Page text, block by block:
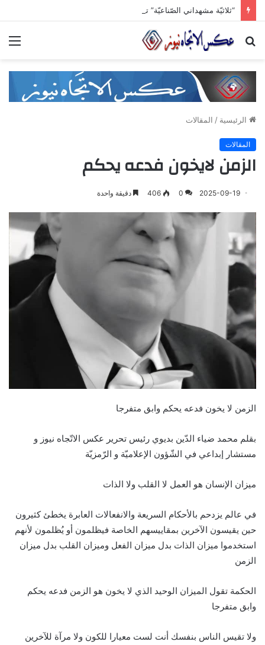
بحث
الرئيسية / المقالات
المقالات
الزمن لايخون فدعه يحكم
2025-09-19
0
406 دقيقة واحدة
الزمن لا يخون فدعه يحكم وابق متفرجا
بقلم محمد ضياء الدّين بديوي رئيس تحرير عكس الاتّجاه نيوز و
مستشار إبداعي في الشّؤون الإعلاميّة و الرّمزيّة
ميزان الإنسان هو العمل لا القلب ولا الذات
في عالم يزدحم بالأحكام السريعة والانفعالات العابرة يخطئ كثيرون
حين يقيسون الآخرين بمقاييسهم الخاصة فيظلمون أو يُظلمون لأنهم
استخدموا ميزان الذات بدل ميزان الفعل وميزان القلب بدل ميزان
الزمن
الحكمة تقول الميزان الوحيد الذي لا يخون هو الزمن فدعه يحكم
وابق متفرجا
ولا تقيس الناس بنفسك أنت لست معيارا للكون ولا مرآة للآخرين